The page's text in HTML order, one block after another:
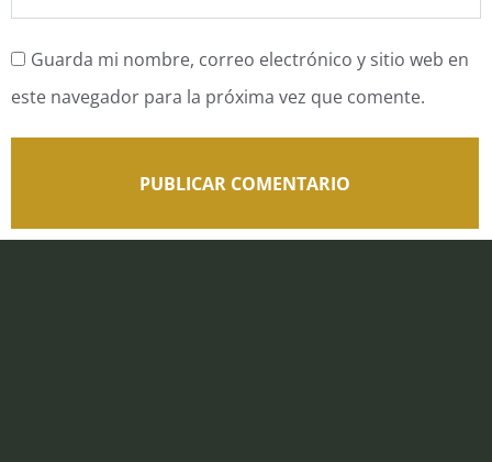
Guarda mi nombre, correo electrónico y sitio web en
este navegador para la próxima vez que comente.
PUBLICAR COMENTARIO